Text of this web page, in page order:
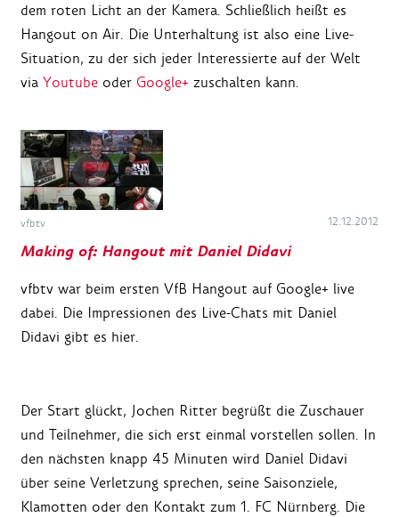
dem roten Licht an der Kamera. Schließlich heißt es
Hangout on Air. Die Unterhaltung ist also eine Live-
Situation, zu der sich jeder Interessierte auf der Welt
via Youtube oder Google+ zuschalten kann.
vfbtv 12.12.2012
Making of: Hangout mit Daniel Didavi
vfbtv war beim ersten VfB Hangout auf Google+ live
dabei. Die Impressionen des Live-Chats mit Daniel
Didavi gibt es hier.
Der Start glückt, Jochen Ritter begrüßt die Zuschauer
und Teilnehmer, die sich erst einmal vorstellen sollen. In
den nächsten knapp 45 Minuten wird Daniel Didavi
über seine Verletzung sprechen, seine Saisonziele,
Klamotten oder den Kontakt zum 1. FC Nürnberg. Die